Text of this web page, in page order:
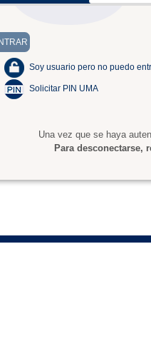
Soy usuario pero no puedo
Solicitar PIN UMA
Una vez que se haya
Para desconectarse,